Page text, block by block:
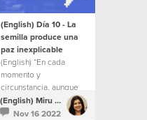
(English) Día 10 - La
semilla produce una
paz inexplicable
(English) “En cada
momento y
circunstancia, aunque
no podamos ver vida o
futuro ante nuestros
(English) Miru Lucero
Nov 16 2022